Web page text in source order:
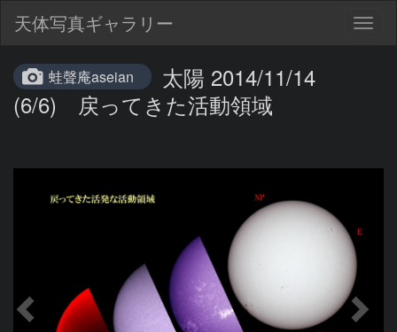
天体写真ギャラリー
蛙聲庵aseian
太陽 2014/11/14
(6/6) 戻ってきた活動領域